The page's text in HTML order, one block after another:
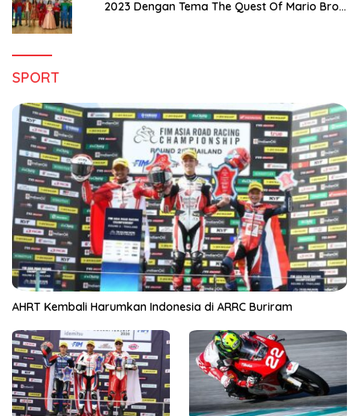
2023 Dengan Tema The Quest Of Mario Bros
SPORT
AHRT Kembali Harumkan Indonesia di ARRC Buriram